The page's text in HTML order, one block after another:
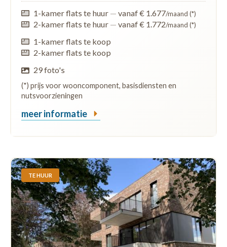
1-kamer flats te huur — vanaf € 1.677/maand (*)
2-kamer flats te huur — vanaf € 1.772/maand (*)
1-kamer flats te koop
2-kamer flats te koop
29 foto's
(*) prijs voor wooncomponent, basisdiensten en
nutsvoorzieningen
meer informatie
TE HUUR